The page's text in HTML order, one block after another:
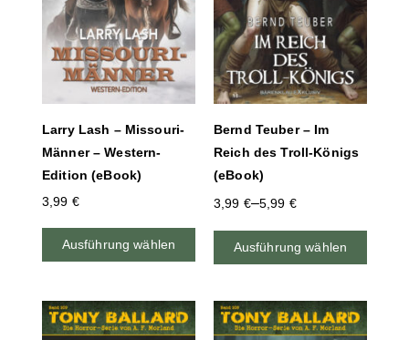
Larry Lash – Missouri-
Männer – Western-
Edition (eBook)
3,99 €
Ausführung wählen
Bernd Teuber – Im
Reich des Troll-Königs
(eBook)
3,99 €–5,99 €
Ausführung wählen